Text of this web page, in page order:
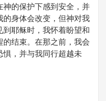
的保护下感到安全，并
身体会改变，但神对我
耶稣时，我怀着盼望和
结束。在那之前，我会
，并与我同行超越未